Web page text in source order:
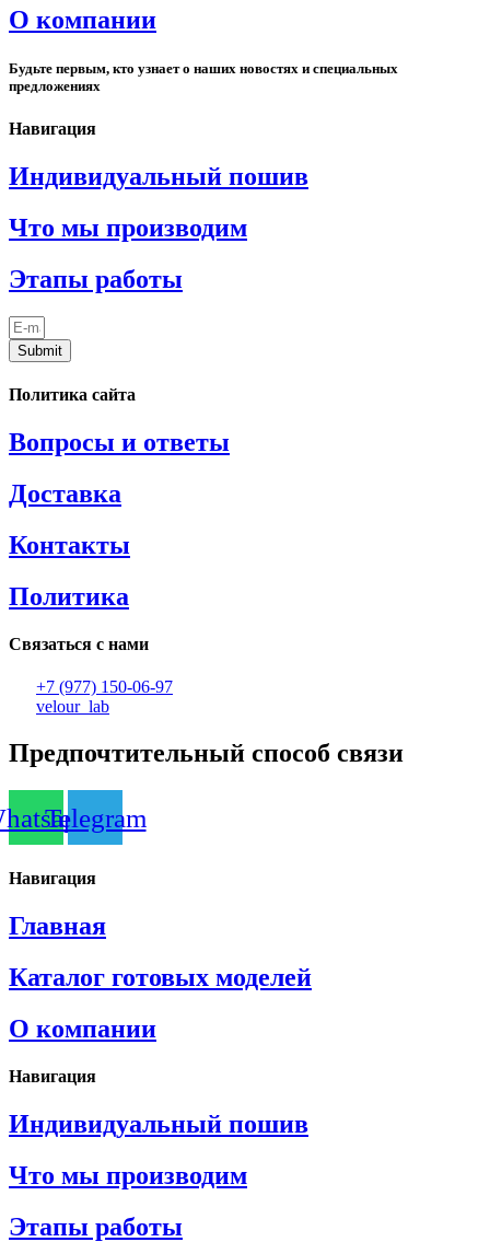
О компании
Будьте первым, кто узнает о наших новостях и специальных
предложениях
Навигация
Индивидуальный пошив
Что мы производим
Этапы работы
Submit
Политика сайта
Вопросы и ответы
Доставка
Контакты
Политика
Связаться с нами
+7 (977) 150-06-97
velour_lab
Предпочтительный способ связи
Telegram
Навигация
Главная
Каталог готовых моделей
О компании
Навигация
Индивидуальный пошив
Что мы производим
Этапы работы